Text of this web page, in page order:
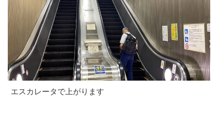
エスカレータで上がります